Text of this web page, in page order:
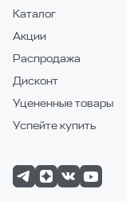
Каталог
Акции
Распродажа
Дисконт
Уцененные товары
Успейте купить